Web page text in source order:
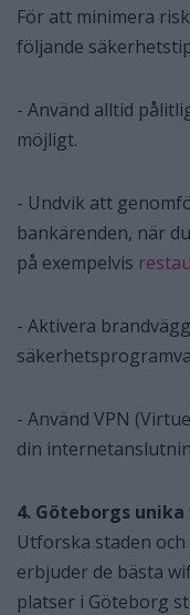
För att minimera
följande
- Använd alltid
möjligt.
- Undvik att
bankärenden, när
på exempelvis
- Aktivera
- Använd VPN
din
4. Göteborgs
Utforska staden
erbjuder de bästa
platser i Göteborg